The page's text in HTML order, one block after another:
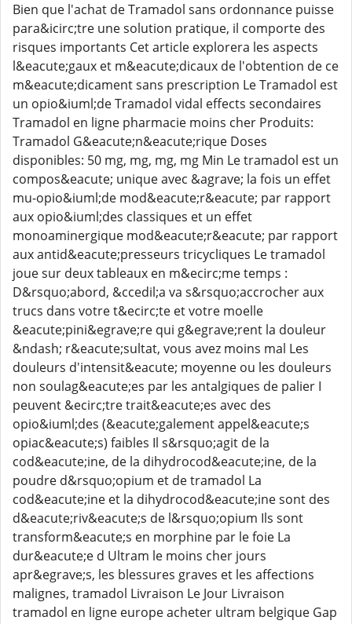
Bien que l'achat de Tramadol sans ordonnance puisse
para&icirc;tre une solution pratique, il comporte des
risques importants Cet article explorera les aspects
l&eacute;gaux et m&eacute;dicaux de l'obtention de ce
m&eacute;dicament sans prescription Le Tramadol est
un opio&iuml;de Tramadol vidal effects secondaires
Tramadol en ligne pharmacie moins cher Produits:
Tramadol G&eacute;n&eacute;rique Doses
disponibles: 50 mg, mg, mg, mg Min Le tramadol est un
compos&eacute; unique avec &agrave; la fois un effet
mu-opio&iuml;de mod&eacute;r&eacute; par rapport
aux opio&iuml;des classiques et un effet
monoaminergique mod&eacute;r&eacute; par rapport
aux antid&eacute;presseurs tricycliques Le tramadol
joue sur deux tableaux en m&ecirc;me temps :
D&rsquo;abord, &ccedil;a va s&rsquo;accrocher aux
trucs dans votre t&ecirc;te et votre moelle
&eacute;pini&egrave;re qui g&egrave;rent la douleur
&ndash; r&eacute;sultat, vous avez moins mal Les
douleurs d'intensit&eacute; moyenne ou les douleurs
non soulag&eacute;es par les antalgiques de palier I
peuvent &ecirc;tre trait&eacute;es avec des
opio&iuml;des (&eacute;galement appel&eacute;s
opiac&eacute;s) faibles Il s&rsquo;agit de la
cod&eacute;ine, de la dihydrocod&eacute;ine, de la
poudre d&rsquo;opium et de tramadol La
cod&eacute;ine et la dihydrocod&eacute;ine sont des
d&eacute;riv&eacute;s de l&rsquo;opium Ils sont
transform&eacute;s en morphine par le foie La
dur&eacute;e d Ultram le moins cher jours
apr&egrave;s, les blessures graves et les affections
malignes, tramadol Livraison Le Jour Livraison
tramadol en ligne europe acheter ultram belgique Gap